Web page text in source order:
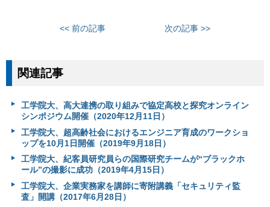
<< 前の記事 次の記事 >>
関連記事
工学院大、高大連携の取り組みで協定高校と探究オンライン
シンポジウム開催（2020年12月11日）
工学院大、超高齢社会におけるエンジニア育成のワークショ
ップを10月1日開催（2019年9月18日）
工学院大、紀客員研究員らの国際研究チームが“ブラックホ
ール”の撮影に成功（2019年4月15日）
工学院大、企業実務家を講師に寄附講義「セキュリティ監
査」開講（2017年6月28日）